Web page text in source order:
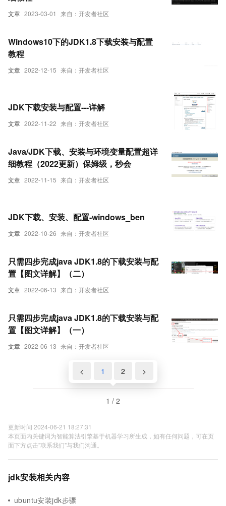
文章 2023-03-01 来自：开发者社区
文章 2022-12-15 来自：开发者社区
Windows10下的JDK1.8下载安装与配置
教程
文章 2022-11-22 来自：开发者社区
JDK下载安装与配置---详解
文章 2022-11-15 来自：开发者社区
Java/JDK下载、安装与环境变量配置超详
细教程（2022更新）保姆级，秒会
文章 2022-10-26 来自：开发者社区
JDK下载、安装、配置-windows_ben
文章 2022-06-13 来自：开发者社区
只需四步完成java JDK1.8的下载安装与配
置【图文详解】（二）
文章 2022-06-13 来自：开发者社区
只需四步完成java JDK1.8的下载安装与配
置【图文详解】（一）
< 1 2 >
1 / 2
更新时间 2024-06-21 18:27:31
本页面内关键词为智能算法引擎基于机器学习所生成，如有任何问题，可在页
面下方点击"联系我们"与我们沟通。
jdk安装相关内容
ubuntu安装jdk步骤